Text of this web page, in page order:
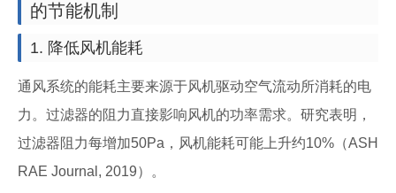
的节能机制
1. 降低风机能耗
通风系统的能耗主要来源于风机驱动空气流动所消耗的电
力。过滤器的阻力直接影响风机的功率需求。研究表明，
过滤器阻力每增加50Pa，风机能耗可能上升约10%（ASH
RAE Journal, 2019）。